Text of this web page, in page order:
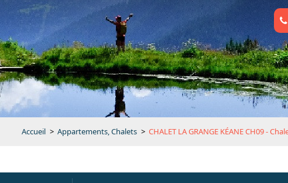
Accueil > Appartements, Chalets > CHALET LA GRANGE KÉANE CH09 -